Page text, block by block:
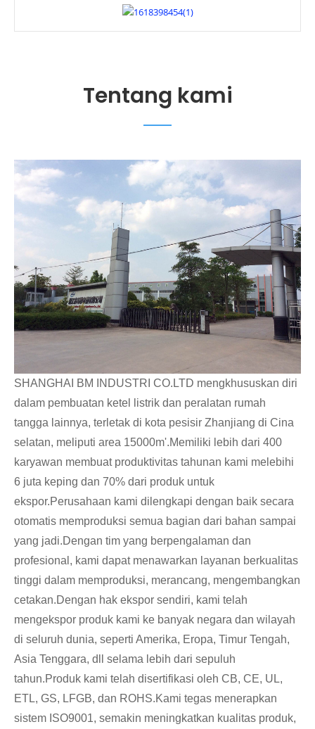
Tentang kami
SHANGHAI BM INDUSTRI CO.LTD mengkhususkan diri
dalam pembuatan ketel listrik dan peralatan rumah
tangga lainnya, terletak di kota pesisir Zhanjiang di Cina
selatan, meliputi area 15000m'.Memiliki lebih dari 400
karyawan membuat produktivitas tahunan kami melebihi
6 juta keping dan 70% dari produk untuk
ekspor.Perusahaan kami dilengkapi dengan baik secara
otomatis memproduksi semua bagian dari bahan sampai
yang jadi.Dengan tim yang berpengalaman dan
profesional, kami dapat menawarkan layanan berkualitas
tinggi dalam memproduksi, merancang, mengembangkan
cetakan.Dengan hak ekspor sendiri, kami telah
mengekspor produk kami ke banyak negara dan wilayah
di seluruh dunia, seperti Amerika, Eropa, Timur Tengah,
Asia Tenggara, dll selama lebih dari sepuluh
tahun.Produk kami telah disertifikasi oleh CB, CE, UL,
ETL, GS, LFGB, dan ROHS.Kami tegas menerapkan
sistem ISO9001, semakin meningkatkan kualitas produk,